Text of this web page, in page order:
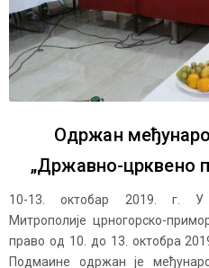
Одржан
„Државно-црквено
10-13. октобар 2019. г. У
Митрополије црногорско-
право од 10. до 13. октобра
Подмаине одржан је